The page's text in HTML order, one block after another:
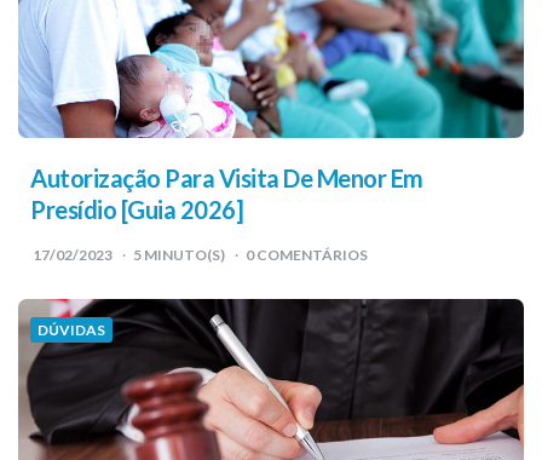
Autorização Para Visita De Menor Em
Presídio [Guia 2026]
17/02/2023 5 MINUTO(S) 0 COMENTÁRIOS
DÚVIDAS